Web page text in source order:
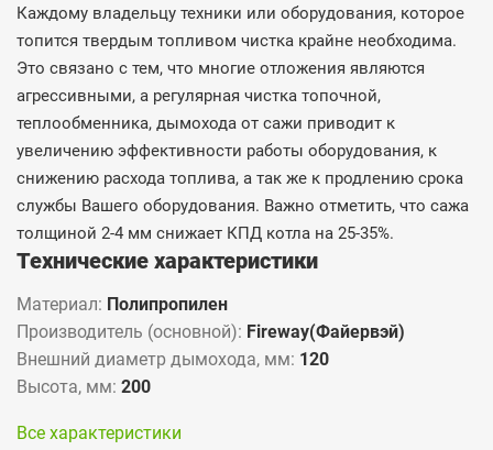
Каждому владельцу техники или оборудования, которое
топится твердым топливом чистка крайне необходима.
Это связано с тем, что многие отложения являются
агрессивными, а регулярная чистка топочной,
теплообменника, дымохода от сажи приводит к
увеличению эффективности работы оборудования, к
снижению расхода топлива, а так же к продлению срока
службы Вашего оборудования. Важно отметить, что сажа
толщиной 2-4 мм снижает КПД котла на 25-35%.
Технические характеристики
Материал: Полипропилен
Производитель (основной): Fireway(Файервэй)
Внешний диаметр дымохода, мм: 120
Высота, мм: 200
Все характеристики